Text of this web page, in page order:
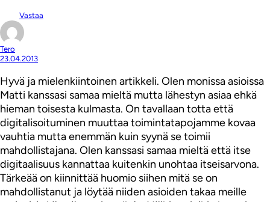
Vastaa
Tero
23.04.2013
Hyvä ja mielenkiintoinen artikkeli. Olen monissa asioissa
Matti kanssasi samaa mieltä mutta lähestyn asiaa ehkä
hieman toisesta kulmasta. On tavallaan totta että
digitalisoituminen muuttaa toimintatapojamme kovaa
vauhtia mutta enemmän kuin syynä se toimii
mahdollistajana. Olen kanssasi samaa mieltä että itse
digitaalisuus kannattaa kuitenkin unohtaa itseisarvona.
Tärkeää on kiinnittää huomio siihen mitä se on
mahdollistanut ja löytää niiden asioiden takaa meille